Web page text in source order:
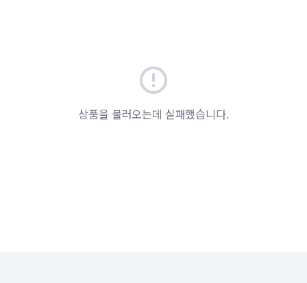
상품을 불러오는데 실패했습니다.